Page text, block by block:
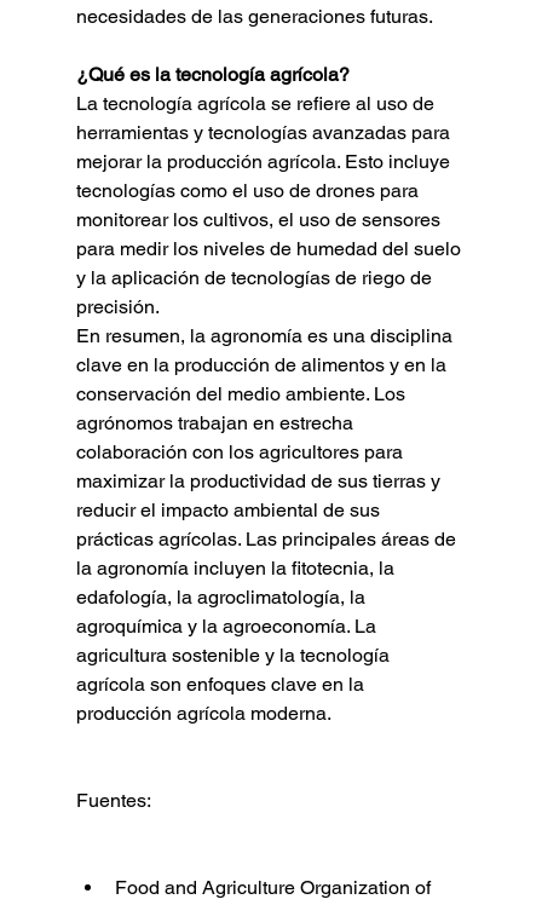
necesidades de las generaciones futuras.
¿Qué es la tecnología agrícola?
La tecnología agrícola se refiere al uso de
herramientas y tecnologías avanzadas para
mejorar la producción agrícola. Esto incluye
tecnologías como el uso de drones para
monitorear los cultivos, el uso de sensores
para medir los niveles de humedad del suelo
y la aplicación de tecnologías de riego de
precisión.
En resumen, la agronomía es una disciplina
clave en la producción de alimentos y en la
conservación del medio ambiente. Los
agrónomos trabajan en estrecha
colaboración con los agricultores para
maximizar la productividad de sus tierras y
reducir el impacto ambiental de sus
prácticas agrícolas. Las principales áreas de
la agronomía incluyen la fitotecnia, la
edafología, la agroclimatología, la
agroquímica y la agroeconomía. La
agricultura sostenible y la tecnología
agrícola son enfoques clave en la
producción agrícola moderna.
Fuentes:
Food and Agriculture Organization of